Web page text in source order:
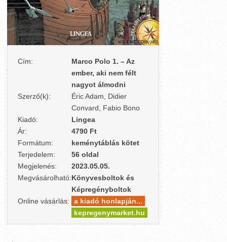
Cím:
Marco Polo 1. – Az
ember, aki nem félt
nagyot álmodni
Szerző(k):
Éric Adam, Didier
Convard, Fabio Bono
Kiadó:
Lingea
Ár:
4790 Ft
Formátum:
keménytáblás kötet
Terjedelem:
56 oldal
Megjelenés:
2023.05.05.
Megvásárolható:Könyvesboltok és
Képregényboltok
Online vásárlás:
a kiadó honlapján...
kepregenymarket.hu